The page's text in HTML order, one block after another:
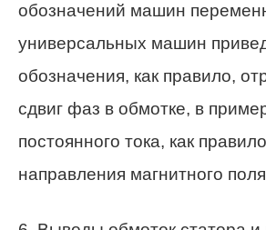
обозначений машин
универсальных машин
обозначения, как правило,
сдвиг фаз в обмотке, в
постоянного тока, как
направления магнитного